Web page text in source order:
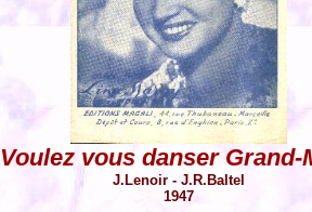
Voulez vous danser Grand-
J.Lenoir - J.R.Baltel
1947